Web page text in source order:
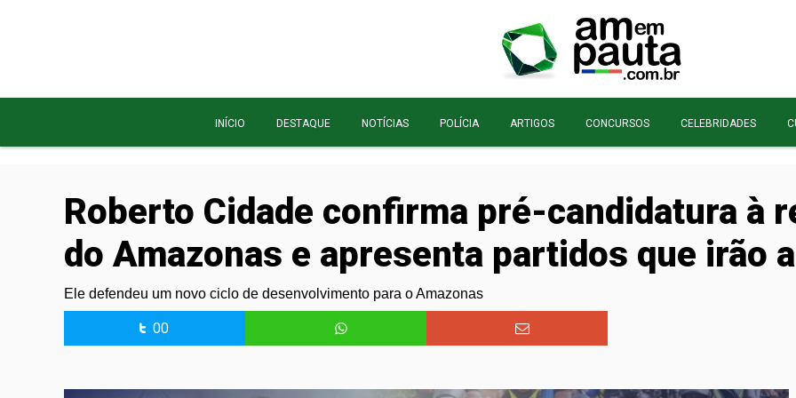
INÍCIO DESTAQUE NOTÍCIAS POLÍCIA ARTIGOS CONCURSOS CELEBRIDADES
Roberto Cidade confirma pré-candidatura à
do Amazonas e apresenta partidos que irão
Ele defendeu um novo ciclo de desenvolvimento para o Amazonas
00